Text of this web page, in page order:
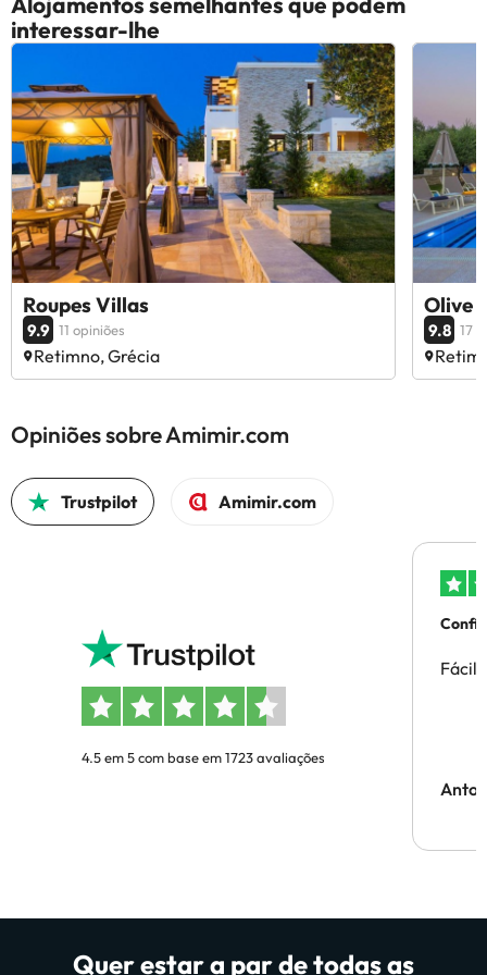
interessar-lhe
Roupes Villas
9.9 11 opiniões
Retimno, Grécia
Olive
9.8 17
Opiniões sobre Amimir.com
Trustpilot Amimir.com
4.5 em 5 com base em 1723 avaliações
Fácil
Quer estar a par de todas as